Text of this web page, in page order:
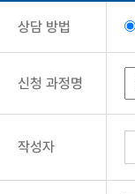
상담 방법
신청 과정명
작성자